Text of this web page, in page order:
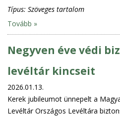
Típus: Szöveges tartalom
Tovább »
Negyven éve védi
levéltár kincseit
2026.01.13.
Kerek jubileumot ünnepelt a
Levéltár Országos Levéltára